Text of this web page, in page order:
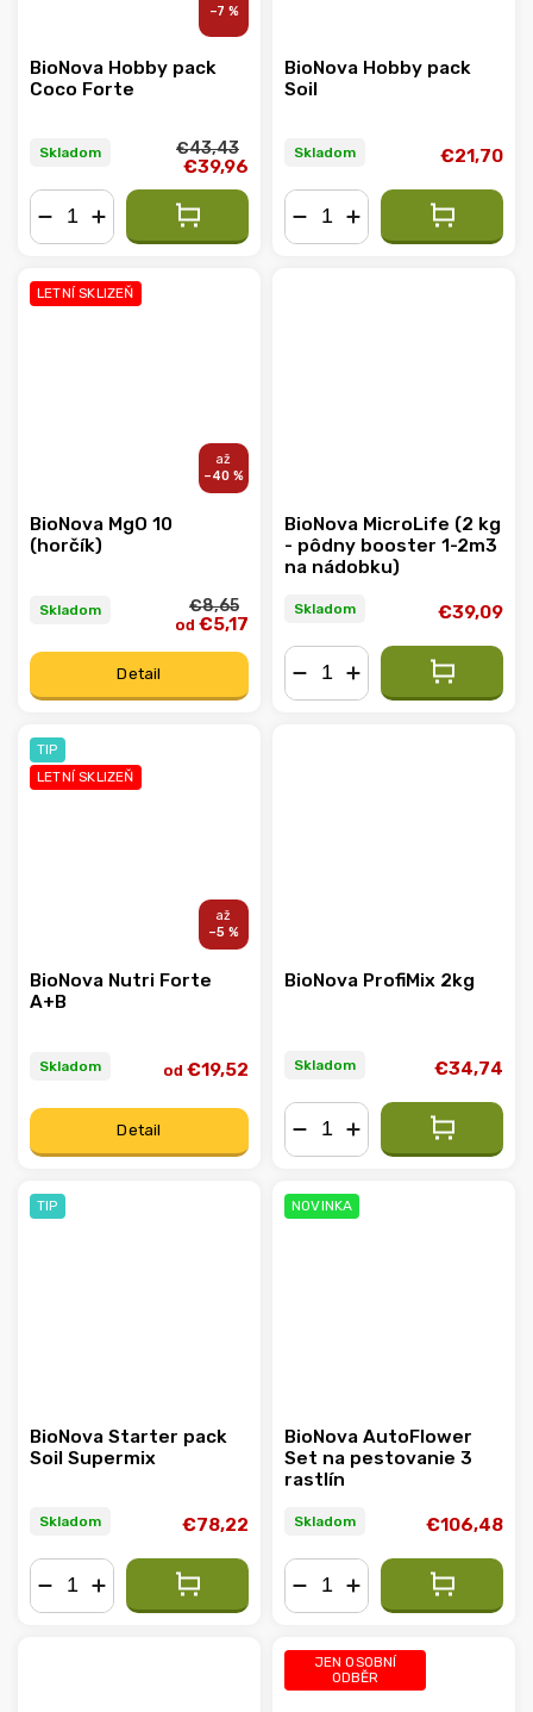
–7 %
BioNova Hobby pack
Coco Forte
Skladom €43,43
€39,96
BioNova Hobby pack
Soil
Skladom €21,70
LETNÍ SKLIZEŇ
–40 %
BioNova MgO 10
(horčík)
Skladom €8,65
od €5,17
Detail
BioNova MicroLife (2 kg
- pôdny booster 1-2m3
na nádobku)
Skladom €39,09
TIP
LETNÍ SKLIZEŇ
–5 %
BioNova Nutri Forte
A+B
Skladom od €19,52
Detail
BioNova ProfiMix 2kg
Skladom €34,74
TIP
BioNova Starter pack
Soil Supermix
Skladom €78,22
NOVINKA
BioNova AutoFlower
Set na pestovanie 3
rastlín
Skladom €106,48
JEN OSOBNÍ
ODBĚR